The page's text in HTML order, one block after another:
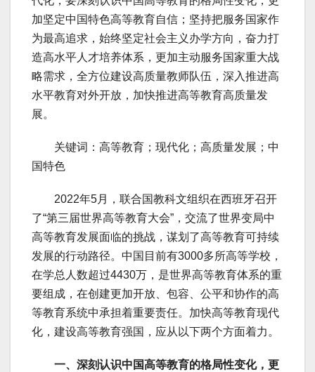
加坚定中国特色高等教育自信；坚持把服务国家作
为最高追求，始终坚定社会主义办学方向，奋力打
造高水平人才培养体系，更加主动服务国家重大战
略需求，全方位建设高质量教师队伍，深入推进高
水平教育对外开放，加快推进高等教育高质量发
展。
关键词：高等教育；现代化；高质量发展；中
国特色
2022年5月，联合国教科文组织在西班牙召开
了“第三届世界高等教育大会”，交流了世界变局中
高等教育发展面临的挑战，谋划了高等教育可持续
发展的行动路径。中国目前有3000多所高等学校，
在学总人数超过4430万，是世界高等教育体系的重
要组成，在创建更加开放、包容、公平和协作的高
等教育系统中承担着重要责任。加快高等教育现代
化，建设高等教育强国，应从以下两个方面着力。
一、深刻认识中国高等教育的格局性变化，更